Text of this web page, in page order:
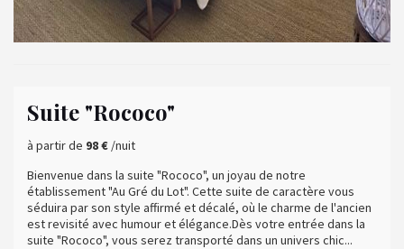
Suite "Rococo"
à partir de 98 € /nuit
Bienvenue dans la suite "Rococo", un joyau de notre
établissement "Au Gré du Lot". Cette suite de caractère vous
séduira par son style affirmé et décalé, où le charme de l'ancien
est revisité avec humour et élégance.Dès votre entrée dans la
suite "Rococo", vous serez transporté dans un univers chic...